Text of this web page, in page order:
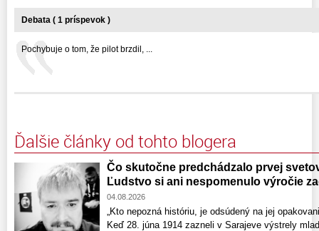
Debata ( 1 príspevok )
Pochybuje o tom, že pilot brzdil, ...
Ďalšie články od tohto blogera
Čo skutočne predchádzalo prvej
Ľudstvo si ani nespomenulo výročie
04.08.2026
„Kto nepozná históriu, je odsúdený na jej
Keď 28. júna 1914 zazneli v Sarajeve výstrely